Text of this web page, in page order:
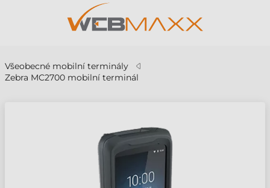
Všeobecné mobilní terminály
Zebra MC2700 mobilní terminál